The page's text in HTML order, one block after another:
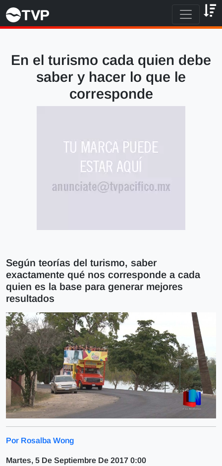
En el turismo cada quien debe
saber y hacer lo que le
corresponde
Según teorías del turismo, saber
exactamente qué nos corresponde a cada
quien es la base para generar mejores
resultados
Por Rosalba Wong
Martes, 5 De Septiembre De 2017 0:00